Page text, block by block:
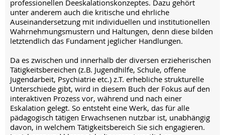
professionellen Deeskalationskonzeptes. Dazu gehört
unter anderem auch die kritische und ehrliche
Auseinandersetzung mit individuellen und institutionellen
Wahrnehmungsmustern und Haltungen, denn diese bilden
letztendlich das Fundament jeglicher Handlungen.
Da es zwischen und innerhalb der diversen erzieherischen
Tätigkeitsbereichen (z.B. Jugendhilfe, Schule, offene
Jugendarbeit, Psychiatrie etc.) z.T. erhebliche strukturelle
Unterschiede gibt, wird in diesem Buch der Fokus auf den
interaktiven Prozess vor, während und nach einer
Eskalation gelegt. So entsteht eine Werk, das für alle
pädagogisch tätigen Erwachsenen nutzbar ist, unabhängig
davon, in welchem Tätigkeitsbereich Sie sich engagieren.